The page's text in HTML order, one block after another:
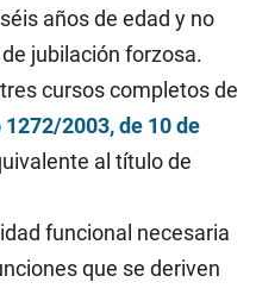
años de edad y no
jubilación forzosa.
cursos completos de
1272/2003, de 10 de
al título de
funcional necesaria
que se deriven